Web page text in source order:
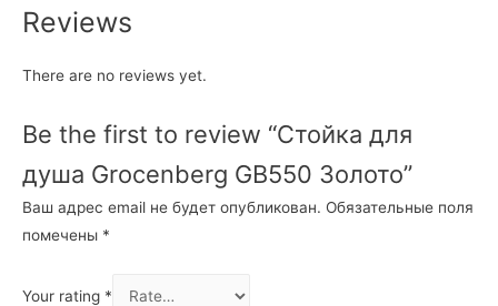
Reviews
There are no reviews yet.
Be the first to review “Стойка для
душа Grocenberg GB550 Золото”
Ваш адрес email не будет опубликован. Обязательные поля
помечены *
Your rating *